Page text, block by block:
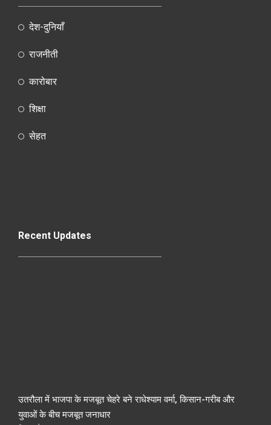
देश-दुनियाँ
राजनीती
कारोबार
शिक्षा
सेहत
Recent Updates
उतरौला में भाजपा के मजबूत चेहरे बने राधेश्याम वर्मा, किसान-गरीब और
युवाओं के बीच मजबूत जनाधार